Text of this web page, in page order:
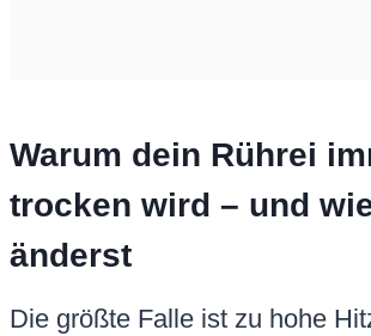
Warum dein Rührei
trocken wird – und
änderst
Die größte Falle ist zu hohe